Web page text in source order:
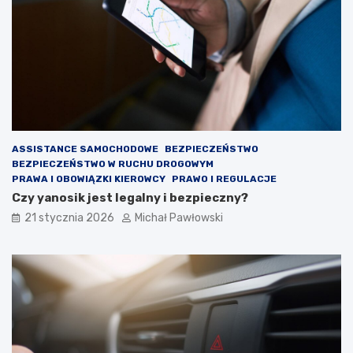
o
t
o
w
a
?
ASSISTANCE SAMOCHODOWE
BEZPIECZEŃSTWO
BEZPIECZEŃSTWO W RUCHU DROGOWYM
PRAWA I OBOWIĄZKI KIEROWCY
PRAWO I REGULACJE
Czy yanosik jest legalny i bezpieczny?
21 stycznia 2026 Michał Pawłowski